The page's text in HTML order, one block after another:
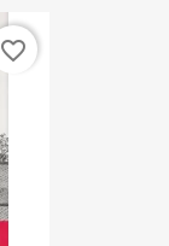
favorite_border